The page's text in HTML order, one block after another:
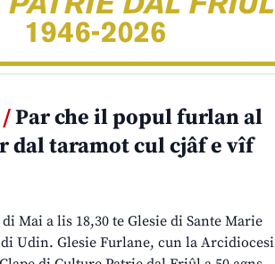
Par che il popul furlan al
dal taramot cul cjâf e vîf
Mai a lis 18,30 te Glesie di Sante Marie
Udin. Glesie Furlane, cun la Arcidiocesi